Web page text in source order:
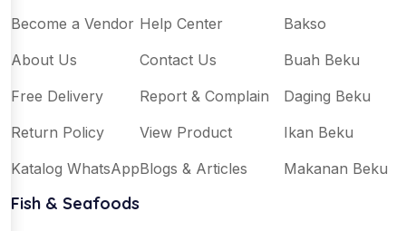
Become a Vendor
About Us
Free Delivery
Return Policy
Katalog WhatsApp
Help Center
Contact Us
Report & Complain
View Product
Blogs & Articles
Bakso
Buah Beku
Daging Beku
Ikan Beku
Makanan Beku
Fish & Seafoods